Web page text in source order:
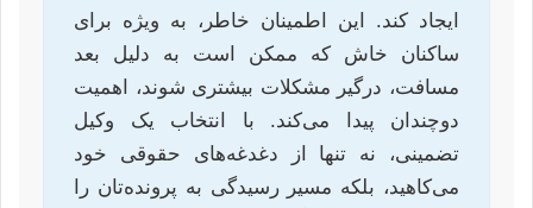
ایجاد کند. این اطمینان خاطر، به ویژه برای
ساکنان خاش که ممکن است به دلیل بعد
مسافت، درگیر مشکلات بیشتری شوند، اهمیت
دوچندان پیدا می‌کند. با انتخاب یک وکیل
تضمینی، نه تنها از دغدغه‌های حقوقی خود
می‌کاهید، بلکه مسیر رسیدگی به پرونده‌تان را